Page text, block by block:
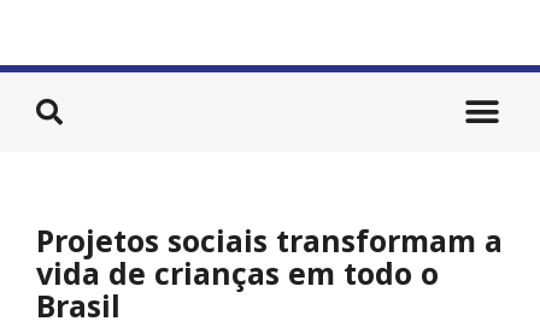
Projetos sociais transformam a
vida de crianças em todo o
Brasil